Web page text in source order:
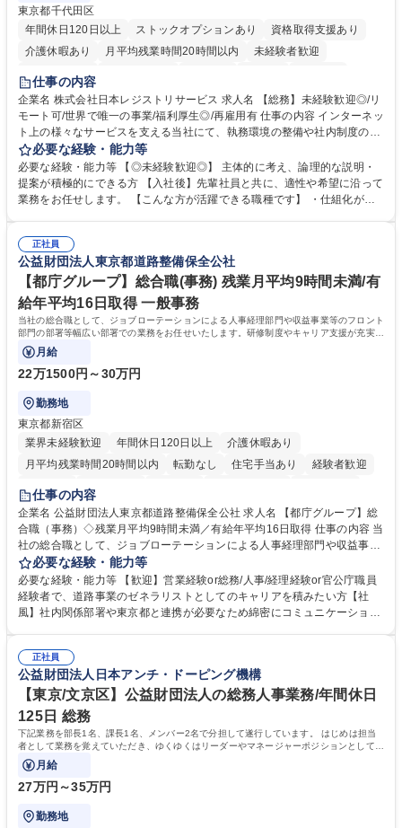
東京都千代田区
年間休日120日以上
ストックオプションあり
資格取得支援あり
介護休暇あり
月平均残業時間20時間以内
未経験者歓迎
住宅手当あり
完全週休2日制
交通費支給 駅近5分以内 土日祝休み 服装自由
仕事の内容
企業名 株式会社日本レジストリサービス 求人名 【総務】未経験歓迎◎/リ
モート可/世界で唯一の事業/福利厚生◎/再雇用有 仕事の内容 インターネッ
ト上の様々なサービスを支える当社にて、執務環境の整備や社内制度の検
討、イベント運営などの幅広い業務を担当し、間接的に会社の生産性向上
や成長に貢献している部署です。 会社の全メンバーが安心して長く成果を
発揮できる環境を整えるために、毎日のメンテナンスや維持管理に加え、
新たな施策検討を積極的に行っていただき、会社全体を巻き込み課題解決
幅広い業務の体得が可能で、多様なキャリアパスを描くことも可能です。
募集職種 【総務】未経験歓迎◎/リモート可/世界で唯一の事業/福利厚生◎/
再雇用有
必要な経験・能力等
必要な経験・能力等 【◎未経験歓迎◎】 主体的に考え、論理的な説明・
提案が積極的にできる方 【入社後】先輩社員と共に、適性や希望に沿って
業務をお任せします。 【こんな方が活躍できる職種です】 ・仕組化が好
対処できる・新しいことに興味関心がある 【魅力】■自己啓発支援：資格
取得や通信教育など費用の80%（年間25万円まで）を補助 ■住宅手当：家
賃の50%（月額7万円まで）を補助 学歴・資格 学歴：大学院 大学 語学
力： 資格：
正社員
公益財団法人東京都道路整備保全公社
【都庁グループ】総合職(事務) 残業月平均9時間未満/有
給年平均16日取得 一般事務
当社の総合職として、ジョブローテーションによる人事経理部門や収益事業等のフロント
部門の部署等幅広い部署での業務をお任せいたします。研修制度やキャリア支援が充実し
ております！ ※下記業務詳細
月給
22万1500円～30万円
勤務地
東京都新宿区
業界未経験歓迎
年間休日120日以上
介護休暇あり
月平均残業時間20時間以内
転勤なし 住宅手当あり
経験者歓迎
研修あり
退職金あり
駅近5分以内
資格取得手当あり 食事補助あり
仕事の内容
企業名 公益財団法人東京都道路整備保全公社 求人名 【都庁グループ】総
合職（事務）◇残業月平均9時間未満／有給年平均16日取得 仕事の内容 当
社の総合職として、ジョブローテーションによる人事経理部門や収益事業
等のフロント部門の部署等幅広い部署での業務をお任せいたします。研修
制度やキャリア支援が充実しております！ ※下記業務詳細 【業務詳細】■
管理部門：広報、人事、経理など当公社の運営に係る管理業務 ■収益部
門：駐車場の新規開拓、管理運営、新宿駅西口広場の「イベントコーナ
道路施設や道路工事現場の見学ツアー事業 ※入社後は上記いずれかの部門
へ配属。※業務内容変更の範囲：会社の定める業務 募集職種 【都庁グル
ープ】総合職（事務）◇残業月平均9時間未満／有給年平均16日取得
必要な経験・能力等
必要な経験・能力等 【歓迎】営業経験or総務/人事/経理経験or官公庁職員
経験者で、道路事業のゼネラリストとしてのキャリアを積みたい方【社
風】社内関係部署や東京都と連携が必要なため綿密にコミュニケーション
部門など多岐に渡る業務を経験できます。 ■様々なプロジェクト：駐車場
事業の他、新宿駅西口広場内に設置された照明を兼ねた広告「ブライトサ
イン」の管理運営を行うなど、事業収益を生み出す活動を積極的に行って
います。 学歴・資格 学歴：大学院 大学 高専 短大 専修学校 高校 語学力：
資格：
正社員
公益財団法人日本アンチ・ドーピング機構
【東京/文京区】公益財団法人の総務人事業務/年間休日
125日 総務
下記業務を部長1名、課長1名、メンバー2名で分担して遂行しています。 はじめは担当
者として業務を覚えていただき、ゆくゆくはリーダーやマネージャーポジションとして活
躍いただくことを期待しています。
月給
27万円～35万円
勤務地